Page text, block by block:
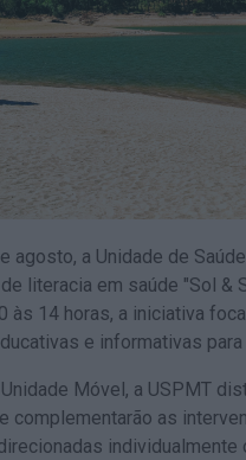
agosto, a Unidade de
literacia em saúde "Sol &
às 14 horas, a iniciativa
e informativas
Móvel, a USPMT
complementarão as